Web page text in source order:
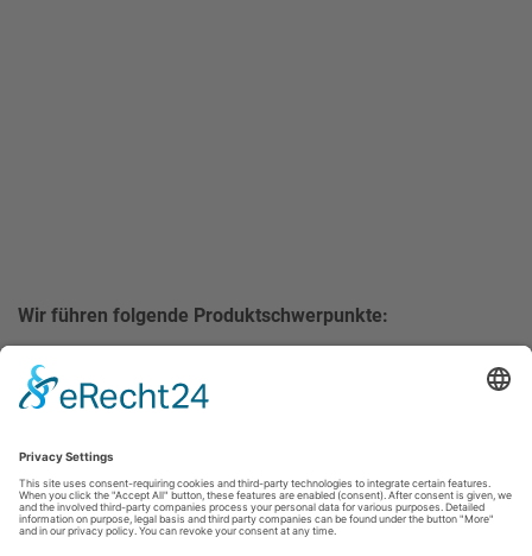
Wir führen folgende Produktschwerpunkte: